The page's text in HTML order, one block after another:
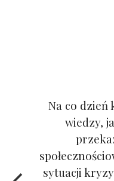
Na co
wiedzy,
sytuacji